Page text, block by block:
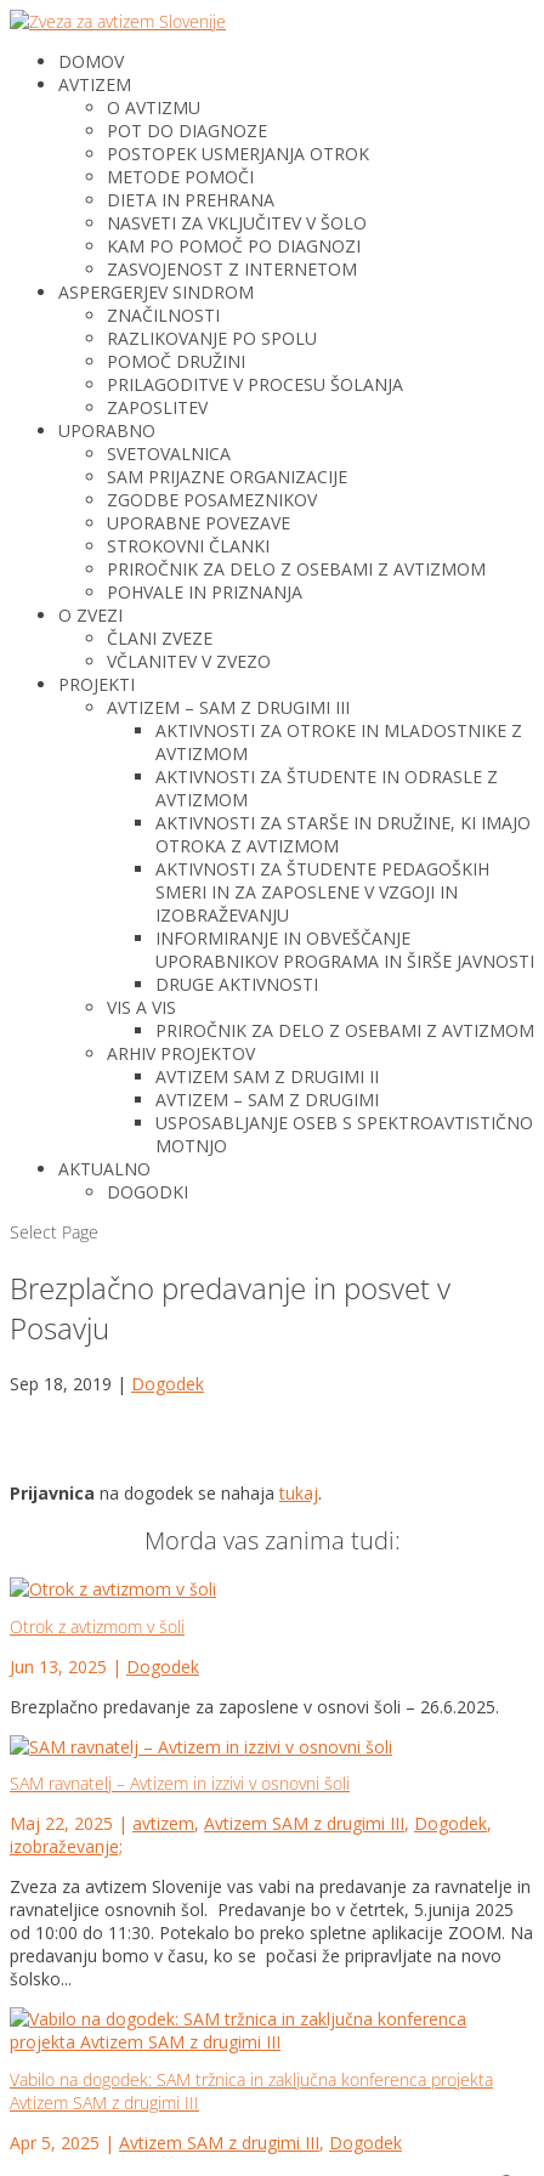
DOMOV
AVTIZEM
O AVTIZMU
POT DO DIAGNOZE
POSTOPEK USMERJANJA OTROK
METODE POMOČI
DIETA IN PREHRANA
NASVETI ZA VKLJUČITEV V ŠOLO
KAM PO POMOČ PO DIAGNOZI
ZASVOJENOST Z INTERNETOM
ASPERGERJEV SINDROM
ZNAČILNOSTI
RAZLIKOVANJE PO SPOLU
POMOČ DRUŽINI
PRILAGODITVE V PROCESU ŠOLANJA
ZAPOSLITEV
UPORABNO
SVETOVALNICA
SAM PRIJAZNE ORGANIZACIJE
ZGODBE POSAMEZNIKOV
UPORABNE POVEZAVE
STROKOVNI ČLANKI
PRIROČNIK ZA DELO Z OSEBAMI Z AVTIZMOM
POHVALE IN PRIZNANJA
O ZVEZI
ČLANI ZVEZE
VČLANITEV V ZVEZO
PROJEKTI
AVTIZEM – SAM Z DRUGIMI III
AKTIVNOSTI ZA OTROKE IN MLADOSTNIKE Z
AVTIZMOM
AKTIVNOSTI ZA ŠTUDENTE IN ODRASLE Z
AVTIZMOM
AKTIVNOSTI ZA STARŠE IN DRUŽINE, KI IMAJO
OTROKA Z AVTIZMOM
AKTIVNOSTI ZA ŠTUDENTE PEDAGOŠKIH
SMERI IN ZA ZAPOSLENE V VZGOJI IN
IZOBRAŽEVANJU
INFORMIRANJE IN OBVEŠČANJE
UPORABNIKOV PROGRAMA IN ŠIRŠE JAVNOSTI
DRUGE AKTIVNOSTI
VIS A VIS
PRIROČNIK ZA DELO Z OSEBAMI Z AVTIZMOM
ARHIV PROJEKTOV
AVTIZEM SAM Z DRUGIMI II
AVTIZEM – SAM Z DRUGIMI
USPOSABLJANJE OSEB S SPEKTROAVTISTIČNO
MOTNJO
AKTUALNO
DOGODKI
Select Page
Brezplačno predavanje in posvet v
Posavju
Sep 18, 2019 | Dogodek
Prijavnica na dogodek se nahajatukaj.
Morda vas zanima tudi:
Otrok z avtizmom v šoli
Jun 13, 2025 | Dogodek
Brezplačno predavanje za zaposlene v osnovi šoli – 26.6.2025.
SAM ravnatelj – Avtizem in izzivi v osnovni šoli
Maj 22, 2025 | avtizem, Avtizem SAM z drugimi III, Dogodek,
izobraževanje;
Zveza za avtizem Slovenije vas vabi na predavanje za ravnatelje in
ravnateljice osnovnih šol. Predavanje bo v četrtek, 5.junija 2025
od 10:00 do 11:30. Potekalo bo preko spletne aplikacije ZOOM. Na
predavanju bomo v času, ko se počasi že pripravljate na novo
šolsko...
Vabilo na dogodek: SAM tržnica in zaključna konferenca projekta
Avtizem SAM z drugimi III
Apr 5, 2025 | Avtizem SAM z drugimi III, Dogodek